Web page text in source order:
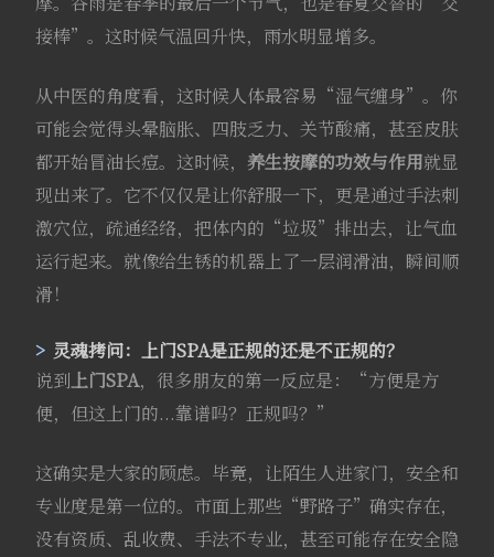
接棒”。这时候气温回升快，雨水明显增多。
从中医的角度看，这时候人体最容易“湿气缠身”。你
可能会觉得头晕脑胀、四肢乏力、关节酸痛，甚至皮肤
都开始冒油长痘。这时候， 养生按摩的功效与作用就显
现出来了。它不仅仅是让你舒服一下，更是通过手法刺
激穴位，疏通经络，把体内的“垃圾”排出去，让气血
运行起来。就像给生锈的机器上了一层润滑油，瞬间顺
滑！
灵魂拷问：上门SPA是正规的还是不正规的？
说到上门SPA，很多朋友的第一反应是：“方便是方
便，但这上门的...靠谱吗？正规吗？”
这确实是大家的顾虑。毕竟，让陌生人进家门，安全和
专业度是第一位的。市面上那些“野路子”确实存在，
没有资质、乱收费、手法不专业，甚至可能存在安全隐